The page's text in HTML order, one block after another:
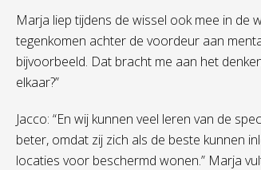
Marja liep tijdens de wissel ook mee in de
tegenkomen achter de voordeur aan
bijvoorbeeld. Dat bracht me aan het
elkaar?”
Jacco: “En wij kunnen veel leren van de
beter, omdat zij zich als de beste kunnen
locaties voor beschermd wonen.” Marja